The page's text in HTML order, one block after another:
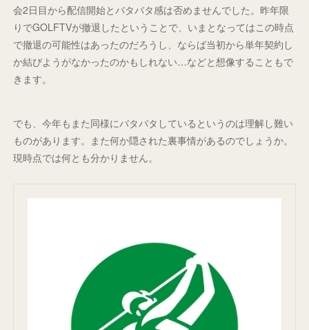
会2日目から配信開始とバタバタ感は否めませんでした。昨年限
りでGOLFTVが撤退したということで、いまとなってはこの時点
で撤退の可能性はあったのだろうし、ならば当初から単年契約し
か結びようがなかったのかもしれない…などと想像することもで
きます。
でも、今年もまた同様にバタバタしているというのは理解し難い
ものがあります。また何か隠された裏事情があるのでしょうか。
現時点では何とも分かりません。